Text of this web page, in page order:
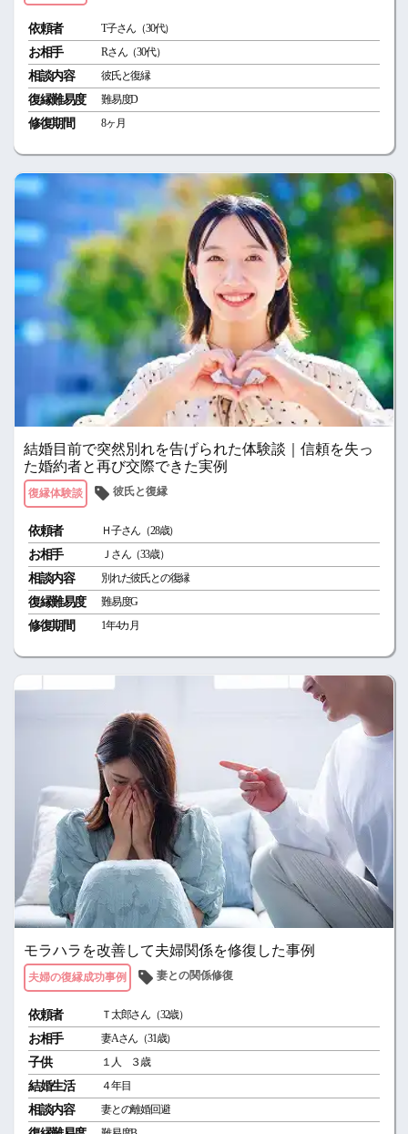
依頼者 T子さん（30代）
お相手 Rさん（30代）
相談内容 彼氏と復縁
復縁難易度 難易度D
修復期間 8ヶ月
結婚目前で突然別れを告げられた体験談｜信頼を失っ
た婚約者と再び交際できた実例
復縁体験談 彼氏と復縁
依頼者 Ｈ子さん（28歳）
お相手 Ｊさん（33歳）
相談内容 別れた彼氏との復縁
復縁難易度 難易度G
修復期間 1年4カ月
モラハラを改善して夫婦関係を修復した事例
夫婦の復縁成功事例 妻との関係修復
依頼者 Ｔ太郎さん（32歳）
お相手 妻Aさん（31歳）
子供 １人 ３歳
結婚生活 ４年目
相談内容 妻との離婚回避